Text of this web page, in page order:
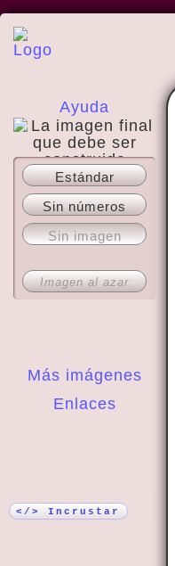
Ayuda
Acerca del sitio
Más imágenes
Enlaces
Estándar
Sin números
Sin imagen
Imagen al azar
</> Incrustar